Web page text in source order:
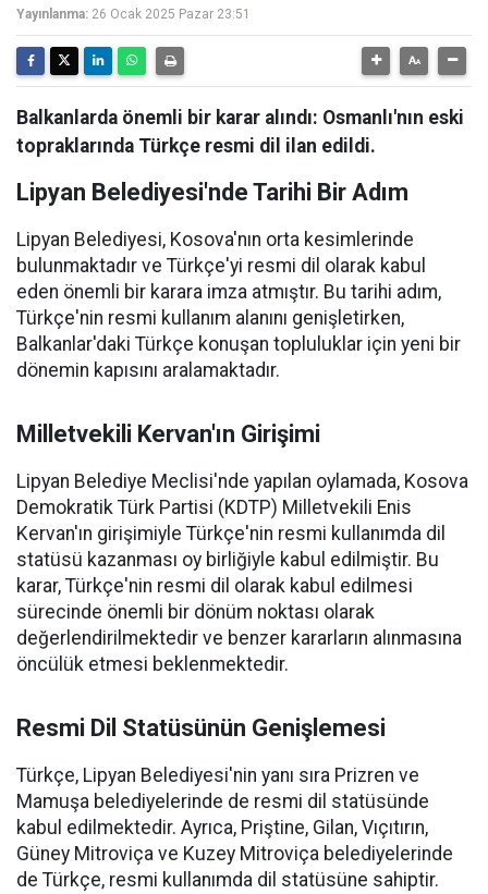
Yayınlanma: 26 Ocak 2025 Pazar 23:51
Balkanlarda önemli bir karar alındı: Osmanlı'nın eski
topraklarında Türkçe resmi dil ilan edildi.
Lipyan Belediyesi'nde Tarihi Bir Adım
Lipyan Belediyesi, Kosova'nın orta kesimlerinde
bulunmaktadır ve Türkçe'yi resmi dil olarak kabul
eden önemli bir karara imza atmıştır. Bu tarihi adım,
Türkçe'nin resmi kullanım alanını genişletirken,
Balkanlar'daki Türkçe konuşan topluluklar için yeni bir
dönemin kapısını aralamaktadır.
Milletvekili Kervan'ın Girişimi
Lipyan Belediye Meclisi'nde yapılan oylamada, Kosova
Demokratik Türk Partisi (KDTP) Milletvekili Enis
Kervan'ın girişimiyle Türkçe'nin resmi kullanımda dil
statüsü kazanması oy birliğiyle kabul edilmiştir. Bu
karar, Türkçe'nin resmi dil olarak kabul edilmesi
sürecinde önemli bir dönüm noktası olarak
değerlendirilmektedir ve benzer kararların alınmasına
öncülük etmesi beklenmektedir.
Resmi Dil Statüsünün Genişlemesi
Türkçe, Lipyan Belediyesi'nin yanı sıra Prizren ve
Mamuşa belediyelerinde de resmi dil statüsünde
kabul edilmektedir. Ayrıca, Priştine, Gilan, Vıçıtırın,
Güney Mitroviça ve Kuzey Mitroviça belediyelerinde
de Türkçe, resmi kullanımda dil statüsüne sahiptir.